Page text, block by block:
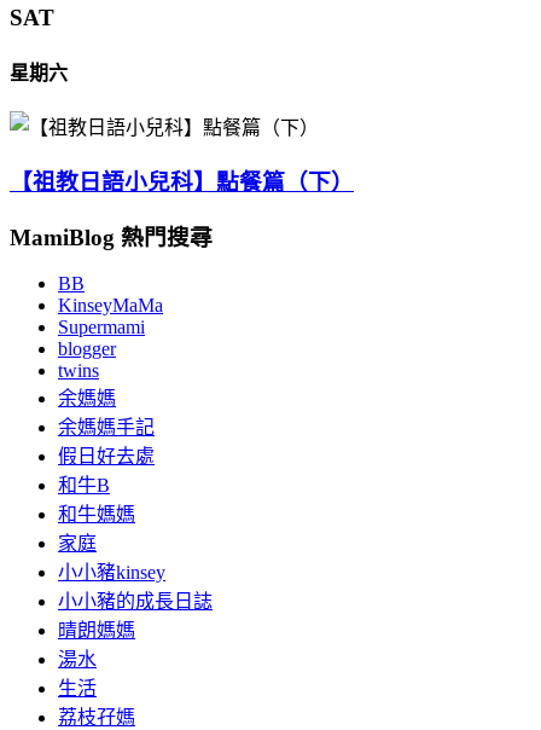
SAT
星期六
【祖教日語小兒科】點餐篇（下）
MamiBlog 熱門搜尋
BB
KinseyMaMa
Supermami
blogger
twins
余媽媽
余媽媽手記
假日好去處
和牛B
和牛媽媽
家庭
小小豬kinsey
小小豬的成長日誌
晴朗媽媽
湯水
生活
荔枝孖媽